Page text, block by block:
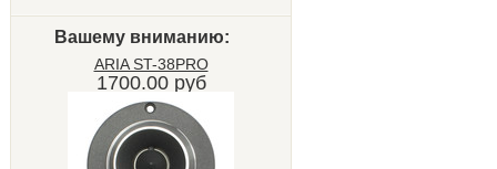
Вашему вниманию:
ARIA ST-38PRO
1700.00 руб